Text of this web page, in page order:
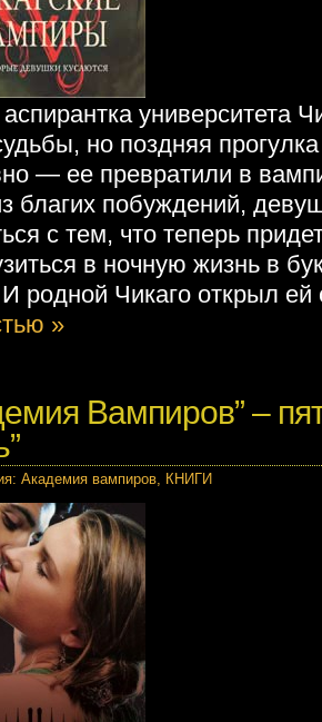
университета
но поздняя
— ее превратили в
благих побуждений,
с тем, что теперь
в ночную жизнь в
родной Чикаго открыл ей
»
Вампиров” –
: Академия вампиров, КНИГИ